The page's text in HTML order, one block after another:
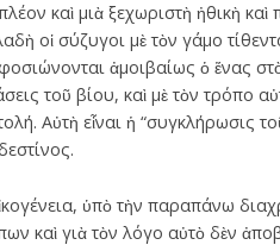
καὶ μιὰ ξεχωριστὴ ἠθικὴ
οἱ σύζυγοι μὲ τὸν γάμο
ἀμοιβαίως ὁ ἕνας
τοῦ βίου, καὶ μὲ τὸν τρόπο
Αὐτὴ εἶναι ἡ “συγκλήρωσις
ὑπὸ τὴν παραπάνω
καὶ γιὰ τὸν λόγο αὐτὸ δὲν